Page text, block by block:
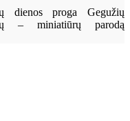
dienos proga Gegužių
– miniatiūrų parodą